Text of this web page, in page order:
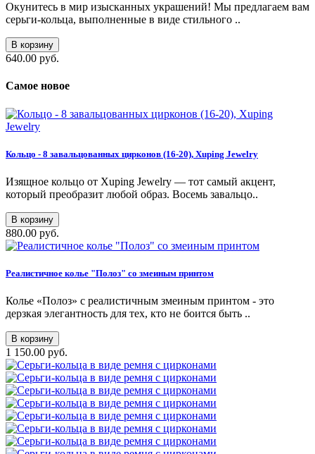
Окунитесь в мир изысканных украшений! Мы предлагаем вам
серьги-кольца, выполненные в виде стильного ..
В корзину
640.00 руб.
Самое новое
Кольцо - 8 завальцованных цирконов (16-20), Xuping Jewelry
Изящное кольцо от Xuping Jewelry — тот самый акцент,
который преобразит любой образ. Восемь завальцо..
В корзину
880.00 руб.
Реалистичное колье "Полоз" со змеиным принтом
Колье «Полоз» с реалистичным змеиным принтом - это
дерзкая элегантность для тех, кто не боится быть ..
В корзину
1 150.00 руб.